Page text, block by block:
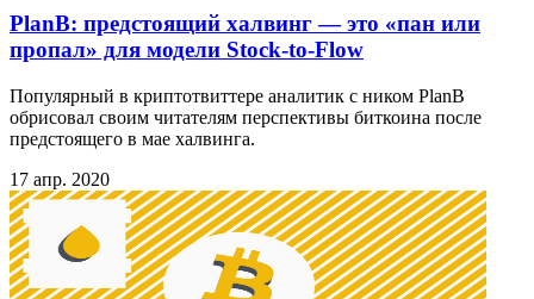
PlanB: предстоящий халвинг — это «пан или
пропал» для модели Stock-to-Flow
Популярный в криптотвиттере аналитик с ником PlanB
обрисовал своим читателям перспективы биткоина после
предстоящего в мае халвинга.
17 апр. 2020